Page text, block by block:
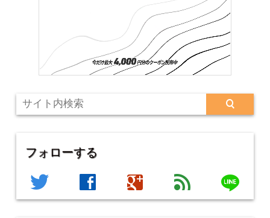
フォローする
twitter facebook google feed line